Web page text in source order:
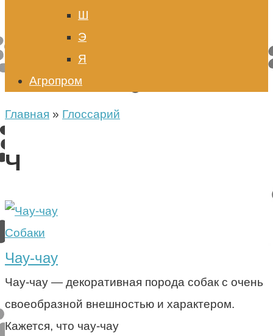
Ш
Э
Я
Агропром
Главная » Глоссарий
Ч
Собаки
Чау-чау
Чау-чау — декоративная порода собак с очень
своеобразной внешностью и характером.
Кажется, что чау-чау